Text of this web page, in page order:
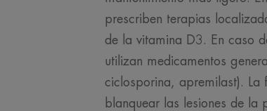
prescriben terapias
de la vitamina D3. En caso
utilizan medicamentos
ciclosporina, apremilast).
blanquear las lesiones de la